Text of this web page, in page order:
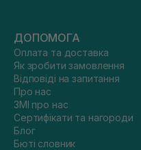
ДОПОМОГА
Оплата та доставка
Як зробити замовлення
Відповіді на запитання
Про нас
ЗМІ про нас
Сертифікати та нагороди
Блог
Бюті словник